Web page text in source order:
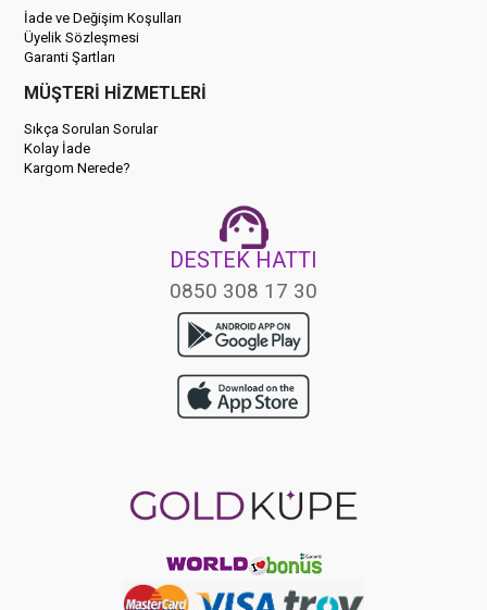
İade ve Değişim Koşulları
Üyelik Sözleşmesi
Garanti Şartları
MÜŞTERİ HİZMETLERİ
Sıkça Sorulan Sorular
Kolay İade
Kargom Nerede?
DESTEK HATTI
0850 308 17 30